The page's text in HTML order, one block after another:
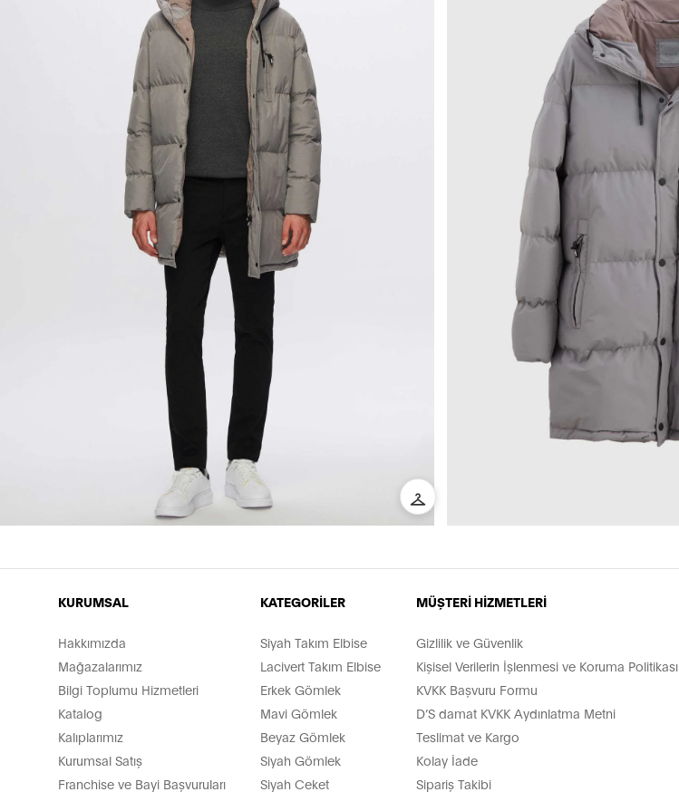
KURUMSAL
Hakkımızda
Mağazalarımız
Bilgi Toplumu Hizmetleri
Katalog
Kalıplarımız
Kurumsal Satış
Franchise ve Bayi Başvuruları
KATEGORİLER
Siyah Takım Elbise
Lacivert Takım Elbise
Erkek Gömlek
Mavi Gömlek
Beyaz Gömlek
Siyah Gömlek
Siyah Ceket
MÜŞTERİ HİZMETLERİ
Gizlilik ve Güvenlik
Kişisel Verilerin İşlenmesi ve Koruma Politikası
KVKK Başvuru Formu
D’S damat KVKK Aydınlatma Metni
Teslimat ve Kargo
Kolay İade
Sipariş Takibi